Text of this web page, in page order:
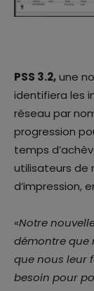
PSS 3.2,une
identifiera les
réseau par
progression
temps
utilisateurs de
d’impression,
«Notre
démontre que
que nous leur
besoin pour